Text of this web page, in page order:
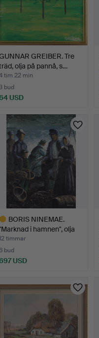
GREIBER. Tre
olja på pannå, s…
tim 22 min
bud
USD
BORIS NINEMAE.
i hamnen", olja
timmar
bud
USD